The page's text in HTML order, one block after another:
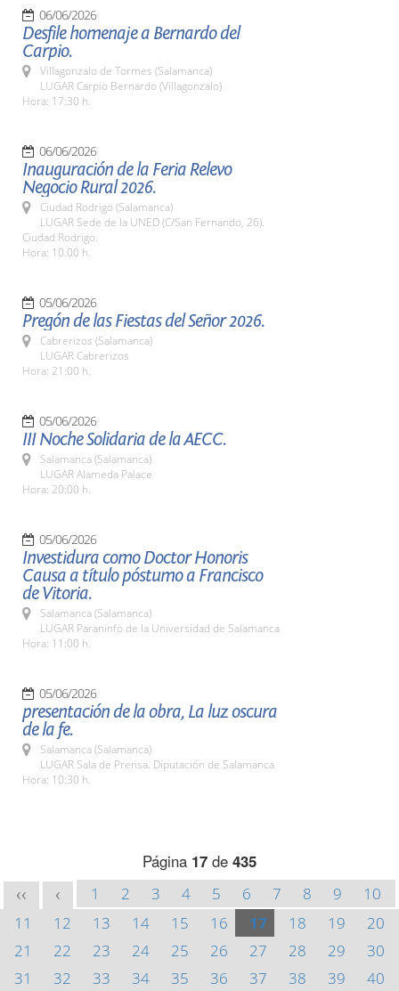
06/06/2026
Desfile homenaje a Bernardo del
Carpio.
Villagonzalo de Tormes (Salamanca)
LUGAR Carpio Bernardo (Villagonzalo)
Hora: 17:30 h.
06/06/2026
Inauguración de la Feria Relevo
Negocio Rural 2026.
Ciudad Rodrigo (Salamanca)
LUGAR Sede de la UNED (C/San Fernando, 26).
Ciudad Rodrigo.
Hora: 10.00 h.
05/06/2026
Pregón de las Fiestas del Señor 2026.
Cabrerizos (Salamanca)
LUGAR Cabrerizos
Hora: 21:00 h.
05/06/2026
III Noche Solidaria de la AECC.
Salamanca (Salamanca)
LUGAR Alameda Palace
Hora: 20:00 h.
05/06/2026
Investidura como Doctor Honoris
Causa a título póstumo a Francisco
de Vitoria.
Salamanca (Salamanca)
LUGAR Paraninfo de la Universidad de Salamanca
Hora: 11:00 h.
05/06/2026
presentación de la obra, La luz oscura
de la fe.
Salamanca (Salamanca)
LUGAR Sala de Prensa. Diputación de Salamanca
Hora: 10:30 h.
Página 17 de 435
<< < 1 2 3 4 5 6 7 8 9
10
11
12 13 14 15 16 17 18 19
20
21
22 23 24 25 26 27 28 29
30
31
32 33 34 35 36 37 38 39
40